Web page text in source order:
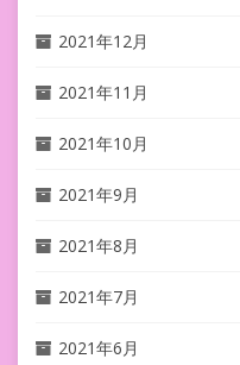
2021年12月
2021年11月
2021年10月
2021年9月
2021年8月
2021年7月
2021年6月